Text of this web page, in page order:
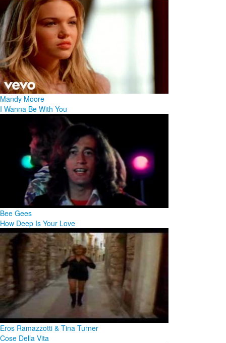
Mandy Moore
I Wanna Be With You
Bee Gees
How Deep Is Your Love
Eros Ramazzotti & Tina Turner
Cose Della Vita